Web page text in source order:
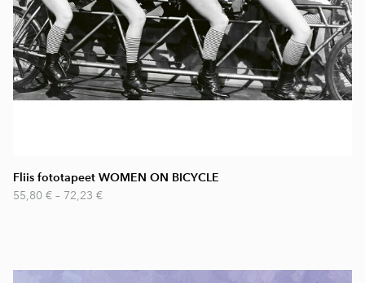
Fliis fototapeet WOMEN ON BICYCLE
55,80 € – 72,23 €